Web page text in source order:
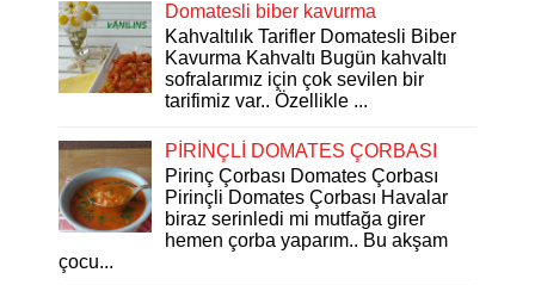
Domatesli biber kavurma
Kahvaltılık Tarifler Domatesli Biber
Kavurma Kahvaltı Bugün kahvaltı
sofralarımız için çok sevilen bir
tarifimiz var.. Özellikle ...
PİRİNÇLİ DOMATES ÇORBASI
Pirinç Çorbası Domates Çorbası
Pirinçli Domates Çorbası Havalar
biraz serinledi mi mutfağa girer
hemen çorba yaparım.. Bu akşam
çocu...